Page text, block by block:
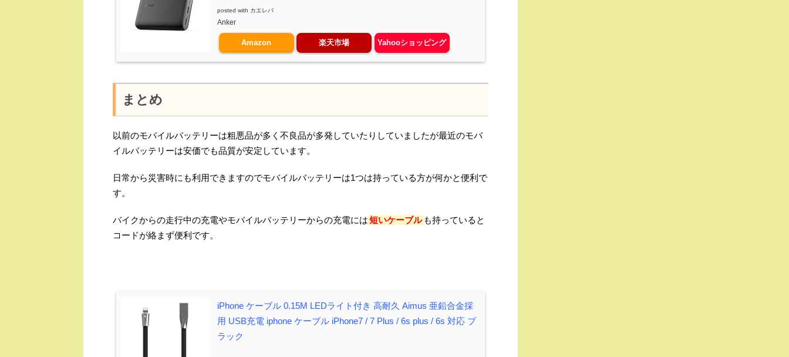
posted with カエレバ
Anker
Amazon 楽天市場 Yahooショッピング
まとめ
以前のモバイルバッテリーは粗悪品が多く不良品が多発していたりしていましたが最近のモバ
イルバッテリーは安価でも品質が安定しています。
日常から災害時にも利用できますのでモバイルバッテリーは1つは持っている方が何かと便利で
す。
バイクからの走行中の充電やモバイルバッテリーからの充電には短いケーブル も持っていると
コードが絡まず便利です。
iPhone ケーブル 0.15M LEDライト付き 高耐久 Aimus 亜鉛合金採
用 USB充電 iphone ケーブル iPhone7 / 7 Plus / 6s plus / 6s 対応 ブ
ラック